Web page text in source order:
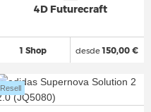
4D Futurecraft
1 Shop desde150,00 €
Resell